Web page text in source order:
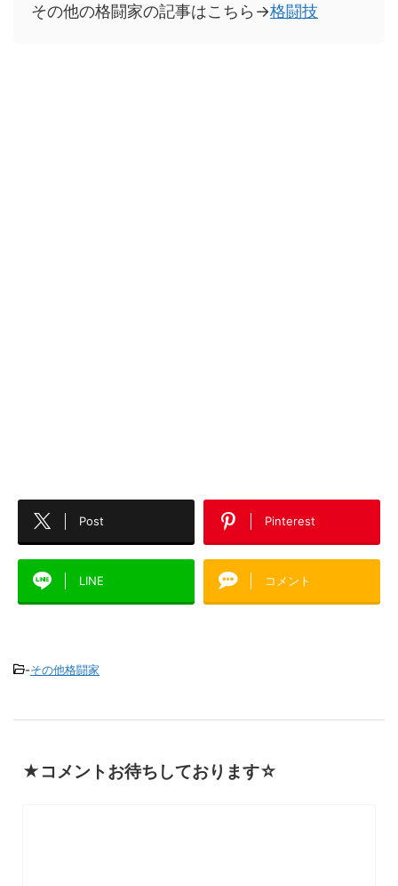
その他の格闘家の記事はこちら→格闘技
Post Pinterest
LINE コメント
-その他格闘家
★コメントお待ちしております☆